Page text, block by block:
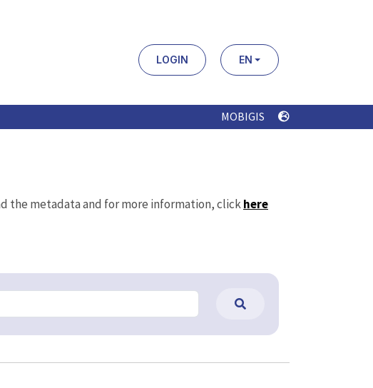
LOGIN EN
MOBIGIS
the metadata and for more information, clickhere